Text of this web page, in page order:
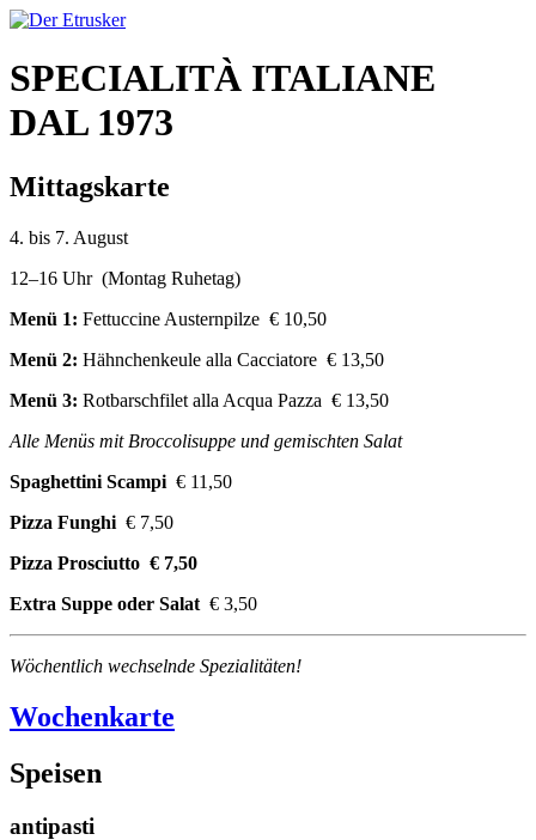
SPECIALITÀ ITALIANE
DAL 1973
Mittagskarte
4. bis 7. August
12–16 Uhr (Montag Ruhetag)
Menü 1: Fettuccine Austernpilze € 10,50
Menü 2: Hähnchenkeule alla Cacciatore € 13,50
Menü 3: Rotbarschfilet alla Acqua Pazza € 13,50
Alle Menüs mit Broccolisuppe und gemischten Salat
Spaghettini Scampi € 11,50
Pizza Funghi € 7,50
Pizza Prosciutto € 7,50
Extra Suppe oder Salat € 3,50
Wöchentlich wechselnde Spezialitäten!
Wochenkarte
Speisen
antipasti